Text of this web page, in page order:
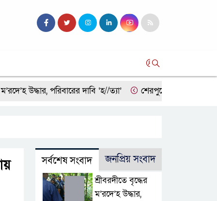
উদ্ধার, পরিবারের দাবি ‘হ//ত্যা’ শেরপুরের সীমান্তে বিজিবির
সর্বশেষ সংবাদ জনপ্রিয় সংবাদ
শ্রীবরদীতে বৃদ্ধের
ম’রদে’হ উদ্ধার,